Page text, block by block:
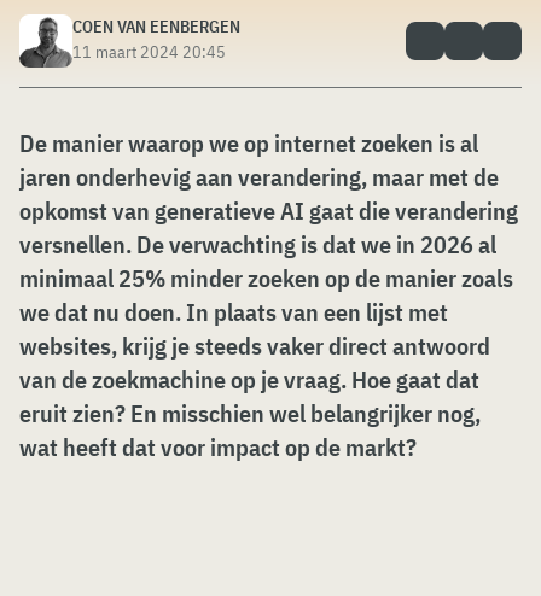
COEN VAN EENBERGEN
11 maart 2024 20:45
De manier waarop we op internet zoeken is al
jaren onderhevig aan verandering, maar met de
opkomst van generatieve AI gaat die verandering
versnellen. De verwachting is dat we in 2026 al
minimaal 25% minder zoeken op de manier zoals
we dat nu doen. In plaats van een lijst met
websites, krijg je steeds vaker direct antwoord
van de zoekmachine op je vraag. Hoe gaat dat
eruit zien? En misschien wel belangrijker nog,
wat heeft dat voor impact op de markt?